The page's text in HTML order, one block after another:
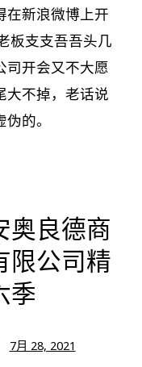
在新浪微博上开
板支支吾吾头几
司开会又不大愿
大不掉，老话说
的。
奥良德商
限公司精
季
7月 28, 2021